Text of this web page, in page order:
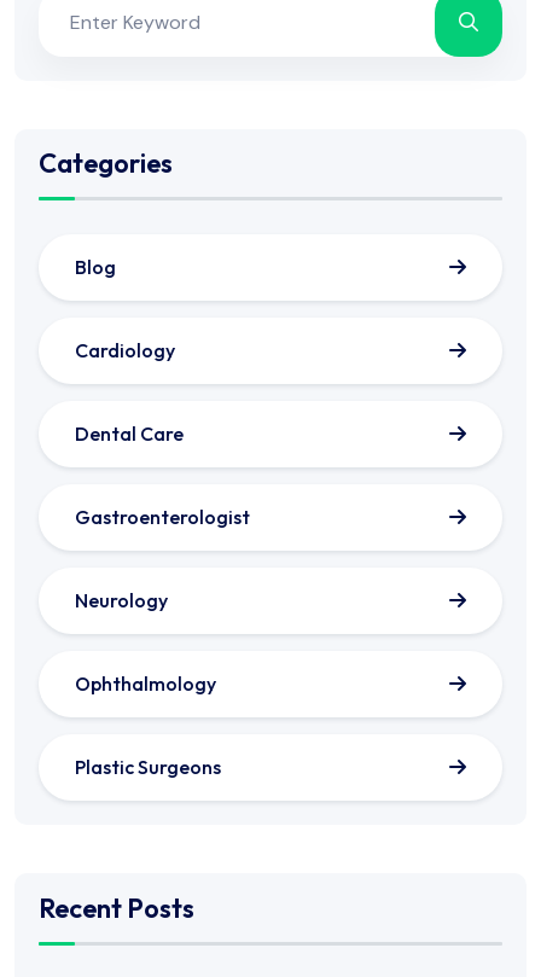
Categories
Blog
Cardiology
Dental Care
Gastroenterologist
Neurology
Ophthalmology
Plastic Surgeons
Recent Posts